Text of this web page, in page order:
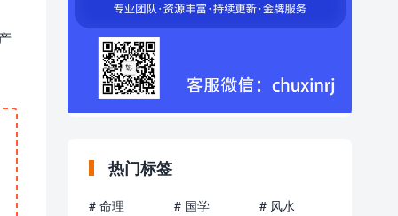
热门标签
# 命理 # 国学
# 风水